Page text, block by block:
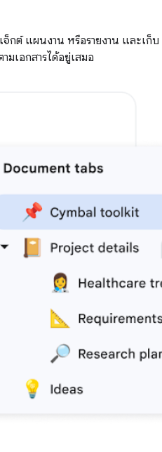
กต์ แผนงาน หรือรายงาน และเก็บ
มเอกสารได้อยู่เสมอ